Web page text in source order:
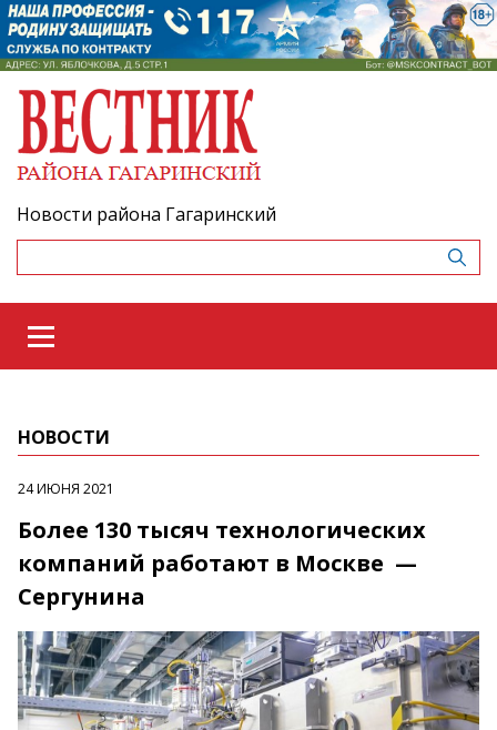
Новости района Гагаринский
НОВОСТИ
24 ИЮНЯ 2021
Более 130 тысяч технологических
компаний работают в Москве —
Сергунина